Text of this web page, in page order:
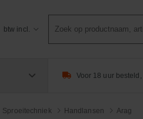
btw incl.
zoeken
Voor 18 uur
Sproeitechniek Handlansen Arag